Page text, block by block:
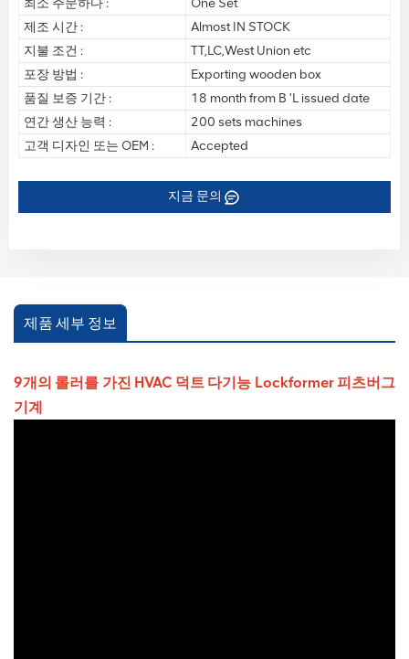
최소 주문하다 :
One Set
제조 시간 :
Almost IN STOCK
지불 조건 :
TT,LC,West Union etc
포장 방법 :
Exporting wooden box
품질 보증 기간 :
18 month from B 'L issued date
연간 생산 능력 :
200 sets machines
고객 디자인 또는 OEM :
Accepted
지금 문의
제품 세부 정보
9개의 롤러를 가진 HVAC 덕트 다기능 Lockformer 피츠버그
기계